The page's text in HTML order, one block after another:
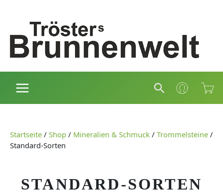
springen
Suchen
Startseite / Shop / Mineralien & Schmuck / Trommelsteine /
Standard-Sorten
STANDARD-SORTEN